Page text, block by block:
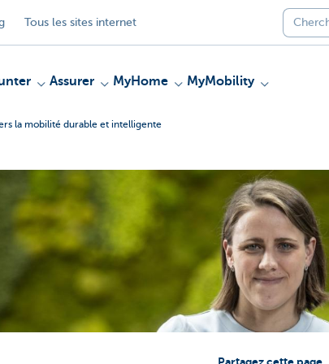
Tous les sites internet
Assurer MyHome MyMobility
la mobilité durable et intelligente
Partagez cette page